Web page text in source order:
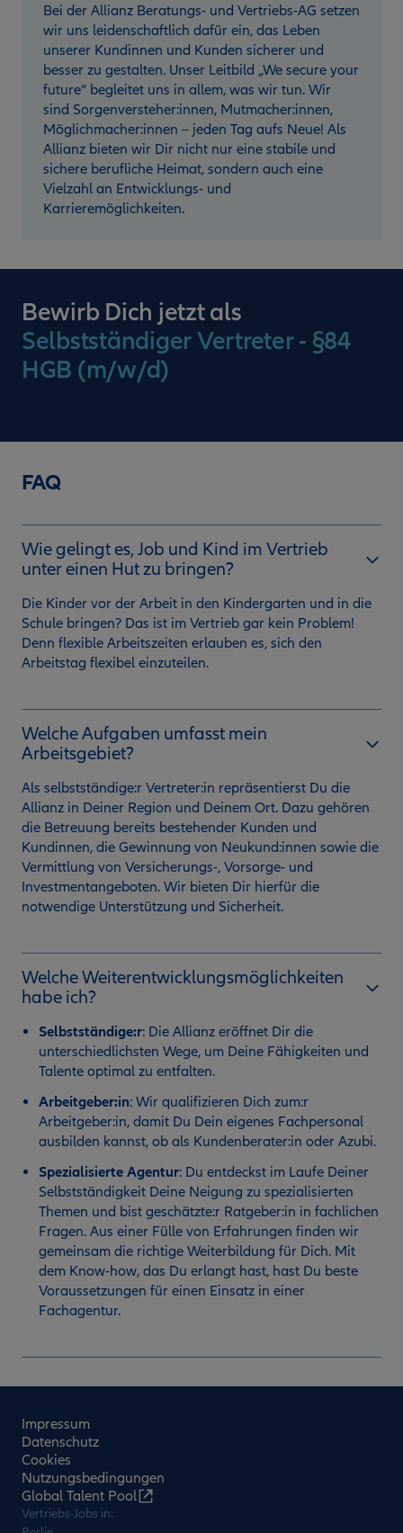
Bei der Allianz Beratungs- und Vertriebs-AG setzen
wir uns leidenschaftlich dafür ein, das Leben
unserer Kundinnen und Kunden sicherer und
besser zu gestalten. Unser Leitbild „We secure your
future“ begleitet uns in allem, was wir tun. Wir
sind Sorgenversteher:innen, Mutmacher:innen,
Möglichmacher:innen – jeden Tag aufs Neue! Als
Allianz bieten wir Dir nicht nur eine stabile und
sichere berufliche Heimat, sondern auch eine
Vielzahl an Entwicklungs- und
Karrieremöglichkeiten.
Bewirb Dich jetzt als
Selbstständiger Vertreter - §84
HGB (m/w/d)
FAQ
Wie gelingt es, Job und Kind im Vertrieb
unter einen Hut zu bringen?
Die Kinder vor der Arbeit in den Kindergarten und in die
Schule bringen? Das ist im Vertrieb gar kein Problem!
Denn flexible Arbeitszeiten erlauben es, sich den
Arbeitstag flexibel einzuteilen.
Welche Aufgaben umfasst mein
Arbeitsgebiet?
Als selbstständige:r Vertreter:in repräsentierst Du die
Allianz in Deiner Region und Deinem Ort. Dazu gehören
die Betreuung bereits bestehender Kunden und
Kundinnen, die Gewinnung von Neukund:innen sowie die
Vermittlung von Versicherungs-, Vorsorge- und
Investmentangeboten. Wir bieten Dir hierfür die
notwendige Unterstützung und Sicherheit.
Welche Weiterentwicklungsmöglichkeiten
habe ich?
Selbstständige:r: Die Allianz eröffnet Dir die
unterschiedlichsten Wege, um Deine Fähigkeiten und
Talente optimal zu entfalten.
Arbeitgeber:in: Wir qualifizieren Dich zum:r
Arbeitgeber:in, damit Du Dein eigenes Fachpersonal
ausbilden kannst, ob als Kundenberater:in oder Azubi.
Spezialisierte Agentur: Du entdeckst im Laufe Deiner
Selbstständigkeit Deine Neigung zu spezialisierten
Themen und bist geschätzte:r Ratgeber:in in fachlichen
Fragen. Aus einer Fülle von Erfahrungen finden wir
gemeinsam die richtige Weiterbildung für Dich. Mit
dem Know-how, das Du erlangt hast, hast Du beste
Voraussetzungen für einen Einsatz in einer
Fachagentur.
Impressum
Datenschutz
Cookies
Nutzungsbedingungen
Global Talent Pool
Vertriebs-Jobs in: